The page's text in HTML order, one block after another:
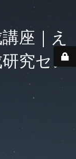
座｜え
究セン